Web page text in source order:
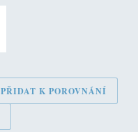
PŘIDAT K POROVNÁNÍ